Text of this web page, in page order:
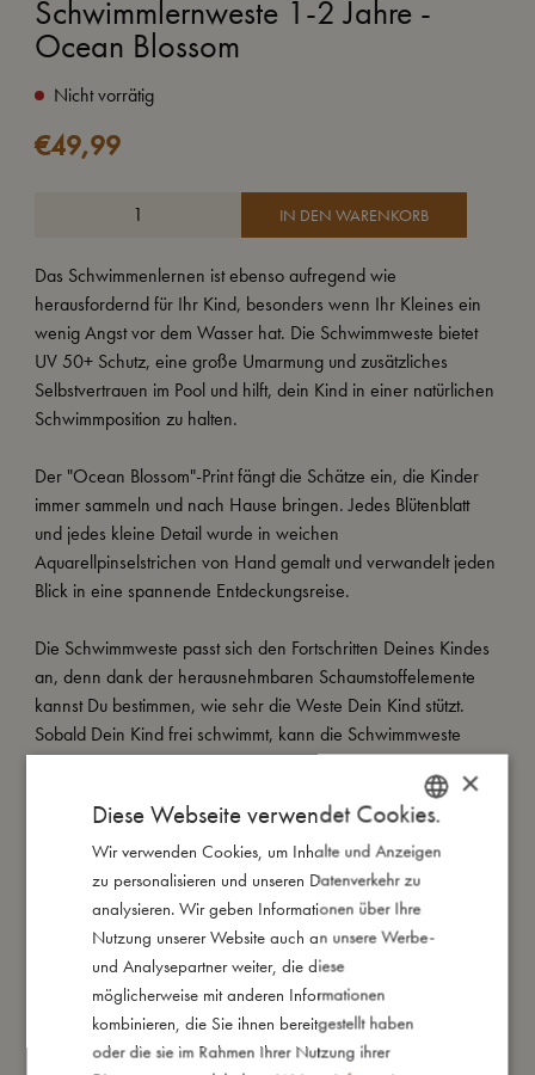
Schwimmlernweste 1-2 Jahre -
Ocean Blossom
Nicht vorrätig
€49,99
IN DEN WARENKORB
Das Schwimmenlernen ist ebenso aufregend wie
herausfordernd für Ihr Kind, besonders wenn Ihr Kleines ein
wenig Angst vor dem Wasser hat. Die Schwimmweste bietet
UV 50+ Schutz, eine große Umarmung und zusätzliches
Selbstvertrauen im Pool und hilft, dein Kind in einer natürlichen
Schwimmposition zu halten.
Der "Ocean Blossom"-Print fängt die Schätze ein, die Kinder
immer sammeln und nach Hause bringen. Jedes Blütenblatt
und jedes kleine Detail wurde in weichen
Aquarellpinselstrichen von Hand gemalt und verwandelt jeden
Blick in eine spannende Entdeckungsreise.
Die Schwimmweste passt sich den Fortschritten Deines Kindes
an, denn dank der herausnehmbaren Schaumstoffelemente
kannst Du bestimmen, wie sehr die Weste Dein Kind stützt.
Sobald Dein Kind frei schwimmt, kann die Schwimmweste
weiterhin zum UV-Schutz verwendet werden.
Die Schwimmweste ist in drei Größen erhältlich:
1-2 Jahre: Empfohlenes Gewicht 11-15 kg, Brustumfang 51
3-4 Jahre: Empfohlenes Gewicht 15-19 kg, Brustumfang 56
5-6 Jahre: Empfohlenes Gewicht 19-30 kg, Brustumfang 62
Eine Schwimmlernweste ist kein lebensrettendes Gerät und
DANISH
ENGLISH
GERMAN
×
Diese Webseite verwendet Cookies.
Wir verwenden Cookies, um Inhalte und Anzeigen
zu personalisieren und unseren Datenverkehr zu
analysieren. Wir geben Informationen über Ihre
Nutzung unserer Website auch an unsere Werbe-
und Analysepartner weiter, die diese
möglicherweise mit anderen Informationen
kombinieren, die Sie ihnen bereitgestellt haben
oder die sie im Rahmen Ihrer Nutzung ihrer